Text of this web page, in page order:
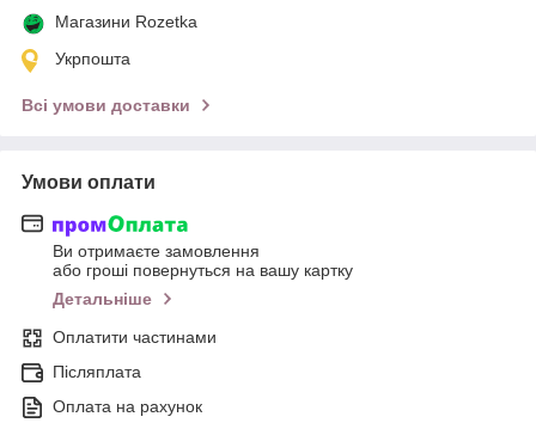
Магазини Rozetka
Укрпошта
Всі умови доставки
Умови оплати
Ви отримаєте замовлення
або гроші повернуться на вашу картку
Детальніше
Оплатити частинами
Післяплата
Оплата на рахунок